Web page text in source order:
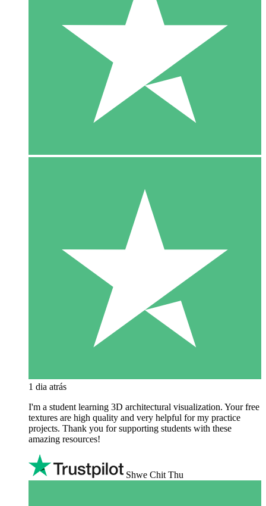
1 dia atrás
I'm a student learning 3D architectural visualization. Your free
textures are high quality and very helpful for my practice
projects. Thank you for supporting students with these
amazing resources!
Shwe Chit Thu